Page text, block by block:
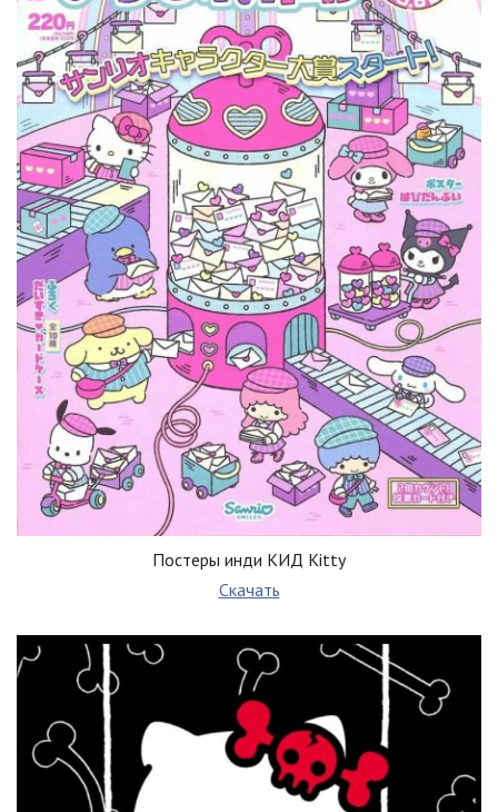
Постеры инди КИД Kitty
Скачать